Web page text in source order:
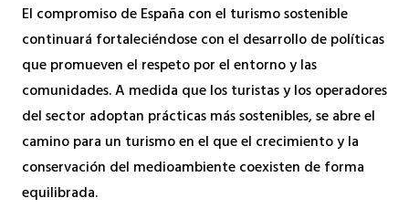
El compromiso de España con el turismo sostenible
continuará fortaleciéndose con el desarrollo de políticas
que promueven el respeto por el entorno y las
comunidades. A medida que los turistas y los operadores
del sector adoptan prácticas más sostenibles, se abre el
camino para un turismo en el que el crecimiento y la
conservación del medioambiente coexisten de forma
equilibrada.